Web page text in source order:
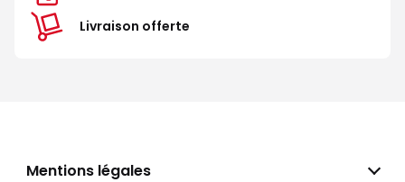
Livraison offerte
Mentions légales